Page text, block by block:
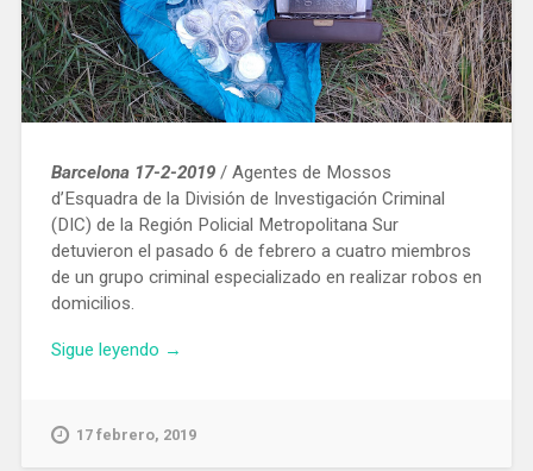
Barcelona 17-2-2019/ Agentes de Mossos
d’Esquadra de la División de Investigación Criminal
(DIC) de la Región Policial Metropolitana Sur
detuvieron el pasado 6 de febrero a cuatro miembros
de un grupo criminal especializado en realizar robos en
domicilios.
Sigue leyendo «El
a
→
17 febrero, 2019